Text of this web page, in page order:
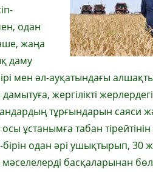
одан
жаңа
даму
мен әл-ауқатындағы
жергілікті жерлердегі
тұрғындарын саяси
ұстанымға табан тірейтінін
одан әрі ушықтырып, 30
басқаларынан